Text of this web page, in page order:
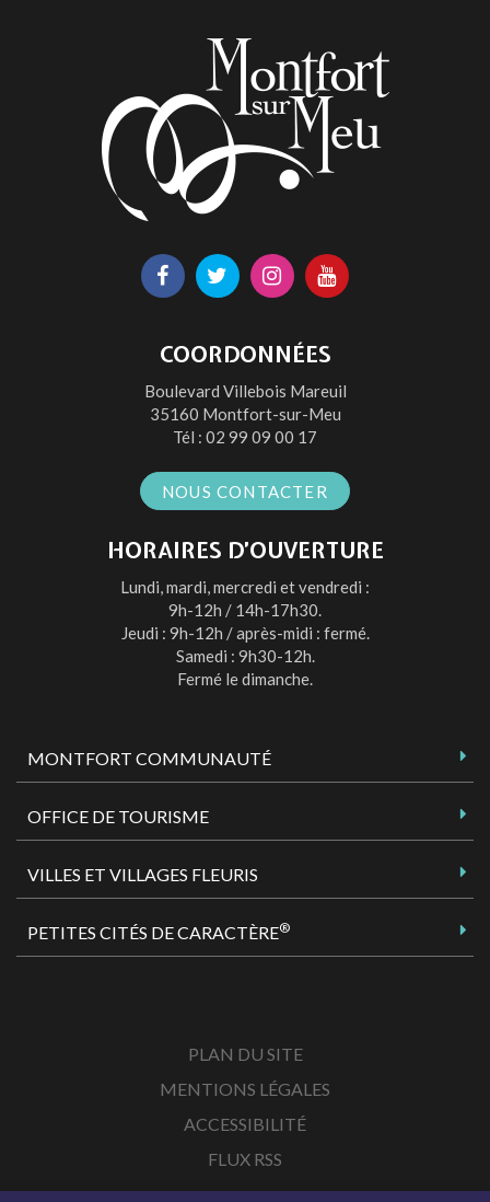
Lien
le
compte
Facebook
Lien
le
compte
Twitter
Lien
le
compte
Instagram
Lien
la
chaîne
Youtube
COORDONNÉES
Boulevard Villebois Mareuil
35160 Montfort-sur-Meu
Tél : 02 99 09 00 17
NOUS CONTACTER
HORAIRES D’OUVERTURE
Lundi, mardi, mercredi et vendredi :
9h-12h / 14h-17h30.
Jeudi : 9h-12h / après-midi : fermé.
Samedi : 9h30-12h.
Fermé le dimanche.
MONTFORT COMMUNAUTÉ
OFFICE DE TOURISME
VILLES ET VILLAGES FLEURIS
PETITES CITÉS DE CARACTÈRE®
PLAN DU SITE
MENTIONS LÉGALES
ACCESSIBILITÉ
FLUX RSS